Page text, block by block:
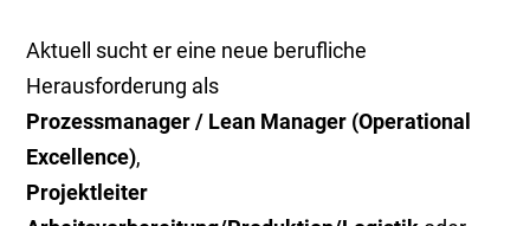
Aktuell sucht er eine neue berufliche
Herausforderung als
Prozessmanager / Lean Manager (Operational
Excellence),
Projektleiter